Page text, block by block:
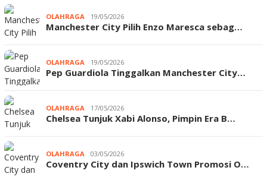
OLAHRAGA 19/05/2026
Manchester City Pilih Enzo Maresca sebag…
OLAHRAGA 19/05/2026
Pep Guardiola Tinggalkan Manchester City…
OLAHRAGA 17/05/2026
Chelsea Tunjuk Xabi Alonso, Pimpin Era B…
OLAHRAGA 03/05/2026
Coventry City dan Ipswich Town Promosi O…